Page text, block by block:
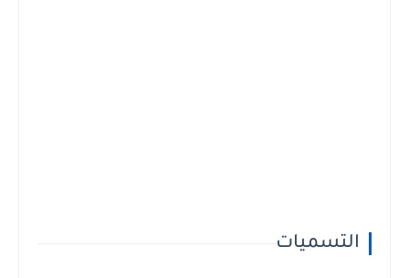
التسميات